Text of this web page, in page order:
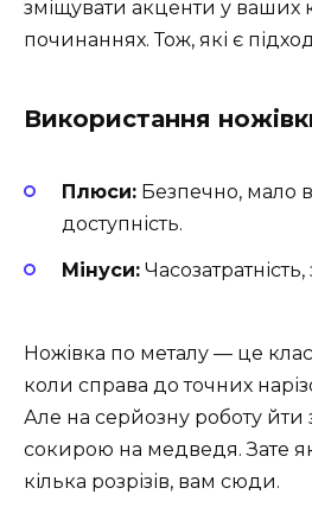
зміщувати акценти у ваших
починаннях. Тож, які є
Використання
Плюси: Безпечно, мало
доступність.
Мінуси:
Ножівка по металу — це
коли справа до точних
Але на серйозну роботу
сокирою на медведя. Зате
кілька розрізів, вам сюди.